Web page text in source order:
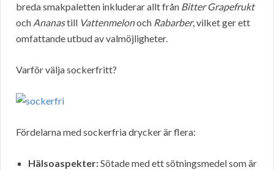
breda smakpaletten inkluderar allt från Bitter Grapefrukt
och Ananastill Vattenmelonoch Rabarber, vilket ger ett
omfattande utbud av valmöjligheter.
Varför välja sockerfritt?
Fördelarna med sockerfria drycker är flera:
Hälsoaspekter:Sötade med ett sötningsmedel som är